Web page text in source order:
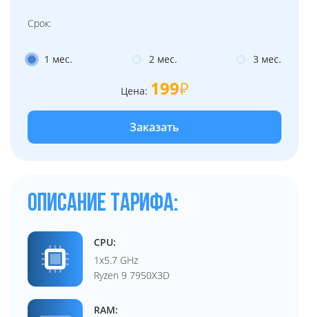
Срок:
1 мес. 2 мес. 3 мес.
Цена: 199
Заказать
ОПИСАНИЕ ТАРИФА:
CPU:
1x5.7 GHz
Ryzen 9 7950X3D
RAM: